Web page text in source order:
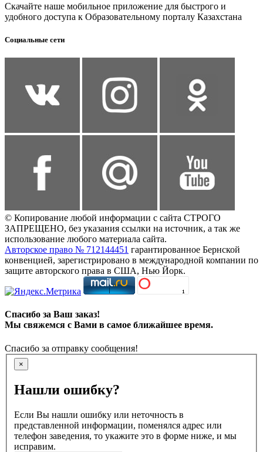
Скачайте наше мобильное приложение для быстрого и
удобного доступа к Образовательному порталу Казахстана
Социальные сети
© Копирование любой информации с сайта СТРОГО
ЗАПРЕЩЕНО, без указания ссылки на источник, а так же
использование любого материала сайта.
Авторское право № 712144451 гарантированное Бернской
конвенцией, зарегистрировано в международной компании по
защите авторского права в США, Нью Йорк.
Спасибо за Ваш заказ!
Мы свяжемся с Вами в самое ближайшее время.
Спасибо за отправку сообщения!
×
Нашли ошибку?
Если Вы нашли ошибку или неточность в
представленной информации, поменялся адрес или
телефон заведения, то укажите это в форме ниже, и мы
исправим.